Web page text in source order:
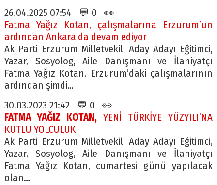
26.04.2025 07:54 💬 0 👀
Fatma Yağız Kotan, çalışmalarına Erzurum’un
ardından Ankara’da devam ediyor
Ak Parti Erzurum Milletvekili Aday Adayı Eğitimci,
Yazar, Sosyolog, Aile Danışmanı ve İlahiyatçı
Fatma Yağız Kotan, Erzurum’daki çalışmalarının
ardından şimdi…
30.03.2023 21:42 💬 0 👀
FATMA YAĞIZ KOTAN,YENİ TÜRKİYE YÜZYILI’NA
KUTLU YOLCULUK
Ak Parti Erzurum Milletvekili Aday Adayı Eğitimci,
Yazar, Sosyolog, Aile Danışmanı ve İlahiyatçı
Fatma Yağız Kotan, cumartesi günü yapılacak
olan…